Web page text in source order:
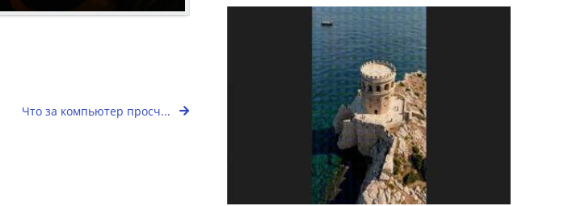
Что за компьютер просч...